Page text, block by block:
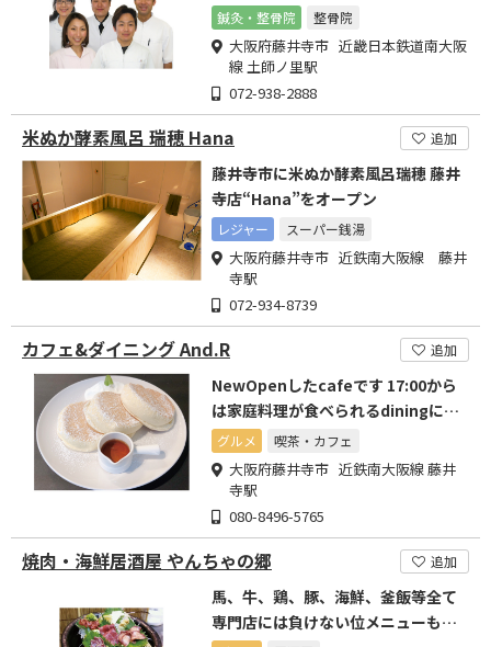
い!治してあげたい!
鍼灸・整骨院 整骨院
大阪府藤井寺市 近畿日本鉄道南大阪
線 土師ノ里駅
072-938-2888
米ぬか酵素風呂 瑞穂 Hana 追加
藤井寺市に米ぬか酵素風呂瑞穂 藤井
寺店“Hana”をオープン
レジャー スーパー銭湯
大阪府藤井寺市 近鉄南大阪線 藤井
寺駅
072-934-8739
カフェ&ダイニング And.R 追加
NewOpenしたcafeです 17:00から
は家庭料理が食べられるdiningにな
ります
グルメ 喫茶・カフェ
大阪府藤井寺市 近鉄南大阪線 藤井
寺駅
080-8496-5765
焼肉・海鮮居酒屋 やんちゃの郷 追加
馬、牛、鶏、豚、海鮮、釜飯等全て
専門店には負けない位メニューも豊